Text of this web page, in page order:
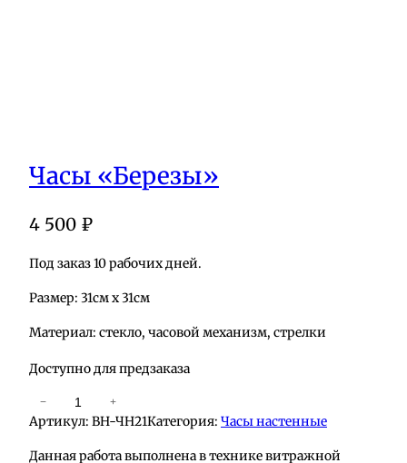
Часы «Березы»
4 500 ₽
Под заказ 10 рабочих дней.
Размер: 31см х 31см
Материал: стекло, часовой механизм, стрелки
Доступно для предзаказа
о
л
− +
Артикул: ВН-ЧН21Категория: Часы настенные
Данная работа выполнена в технике витражной